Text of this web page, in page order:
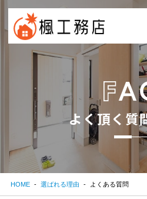
よ く頂く 質
HOME 選ばれる理由 よくある質問